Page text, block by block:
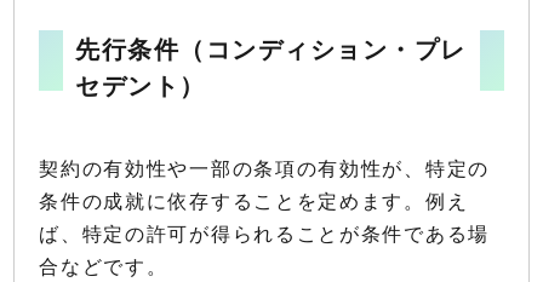
先行条件（コンディション・プレ
セデント）
契約の有効性や一部の条項の有効性が、特定の
条件の成就に依存することを定めます。例え
ば、特定の許可が得られることが条件である場
合などです。